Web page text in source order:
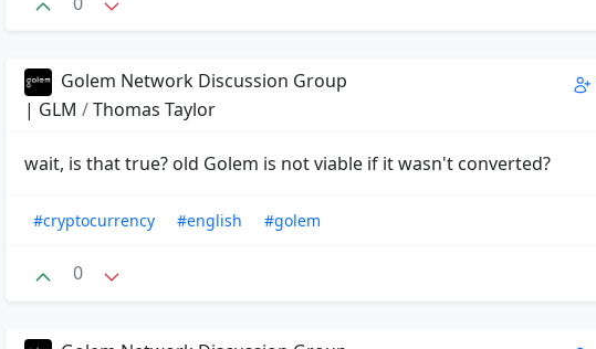
Golem Network Discussion Group
| GLM /Thomas Taylor
wait, is that true? old Golem is not viable if it wasn't converted?
#cryptocurrency #english #golem
0